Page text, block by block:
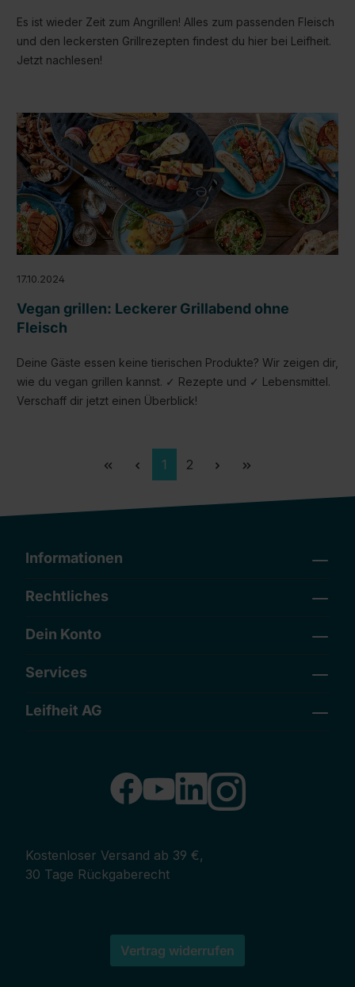
Es ist wieder Zeit zum Angrillen! Alles zum passenden Fleisch
und den leckersten Grillrezepten findest du hier bei Leifheit.
Jetzt nachlesen!
17.10.2024
Vegan grillen: Leckerer Grillabend ohne
Fleisch
Deine Gäste essen keine tierischen Produkte? Wir zeigen dir,
wie du vegan grillen kannst. ✓ Rezepte und ✓ Lebensmittel.
Verschaff dir jetzt einen Überblick!
Seite
1 Seite
2
Informationen
Rechtliches
Dein Konto
Services
Leifheit AG
Kostenloser Versand ab 39 €,
30 Tage Rückgaberecht
Vertrag widerrufen